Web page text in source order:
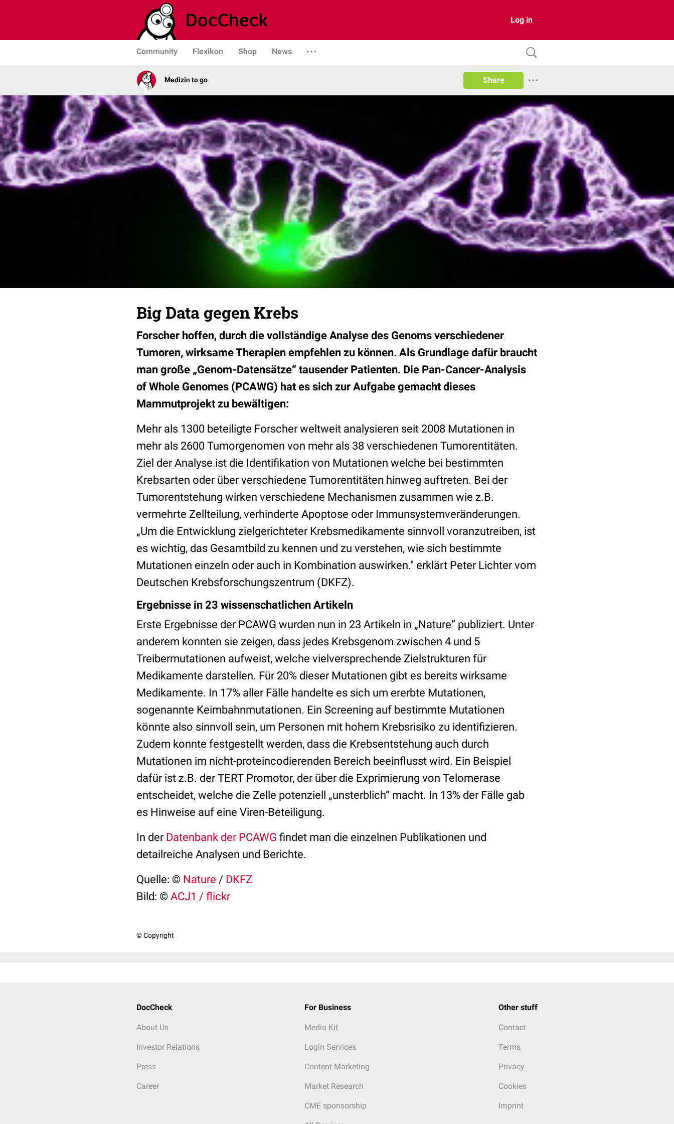
Log in
Community Flexikon Shop News
Medizin to go Share
Big Data gegen Krebs
Forscher hoffen, durch die vollständige Analyse des Genoms verschiedener
Tumoren, wirksame Therapien empfehlen zu können. Als Grundlage dafür braucht
man große „Genom-Datensätze“ tausender Patienten. Die Pan-Cancer-Analysis
of Whole Genomes (PCAWG) hat es sich zur Aufgabe gemacht dieses
Mammutprojekt zu bewältigen:
Mehr als 1300 beteiligte Forscher weltweit analysieren seit 2008 Mutationen in
mehr als 2600 Tumorgenomen von mehr als 38 verschiedenen Tumorentitäten.
Ziel der Analyse ist die Identifikation von Mutationen welche bei bestimmten
Krebsarten oder über verschiedene Tumorentitäten hinweg auftreten. Bei der
Tumorentstehung wirken verschiedene Mechanismen zusammen wie z.B.
vermehrte Zellteilung, verhinderte Apoptose oder Immunsystemveränderungen.
„Um die Entwicklung zielgerichteter Krebsmedikamente sinnvoll voranzutreiben, ist
es wichtig, das Gesamtbild zu kennen und zu verstehen, wie sich bestimmte
Mutationen einzeln oder auch in Kombination auswirken." erklärt Peter Lichter vom
Deutschen Krebsforschungszentrum (DKFZ).
Ergebnisse in 23 wissenschatlichen Artikeln
Erste Ergebnisse der PCAWG wurden nun in 23 Artikeln in „Nature“ publiziert. Unter
anderem konnten sie zeigen, dass jedes Krebsgenom zwischen 4 und 5
Treibermutationen aufweist, welche vielversprechende Zielstrukturen für
Medikamente darstellen. Für 20% dieser Mutationen gibt es bereits wirksame
Medikamente. In 17% aller Fälle handelte es sich um ererbte Mutationen,
sogenannte Keimbahnmutationen. Ein Screening auf bestimmte Mutationen
könnte also sinnvoll sein, um Personen mit hohem Krebsrisiko zu identifizieren.
Zudem konnte festgestellt werden, dass die Krebsentstehung auch durch
Mutationen im nicht-proteincodierenden Bereich beeinflusst wird. Ein Beispiel
dafür ist z.B. der TERT Promotor, der über die Exprimierung von Telomerase
entscheidet, welche die Zelle potenziell „unsterblich“ macht. In 13% der Fälle gab
es Hinweise auf eine Viren-Beteiligung.
In der Datenbank der PCAWG findet man die einzelnen Publikationen und
detailreiche Analysen und Berichte.
Quelle: © Nature / DKFZ
Bild: © ACJ1 / flickr
© Copyright
DocCheck
About Us
Investor Relations
Press
Career
For Business
Media Kit
Login Services
Content Marketing
Market Research
CME sponsorship
Other stuff
Contact
Terms
Privacy
Cookies
Imprint